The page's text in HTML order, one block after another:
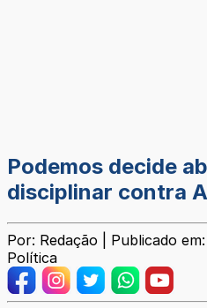
Podemos decide
disciplinar contra
Por: Redação | Publicado
Política